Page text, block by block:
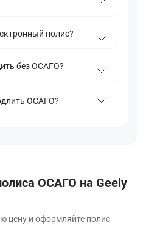
полис?
без ОСАГО?
ОСАГО?
ОСАГО на Geely
цену и оформляйте полис